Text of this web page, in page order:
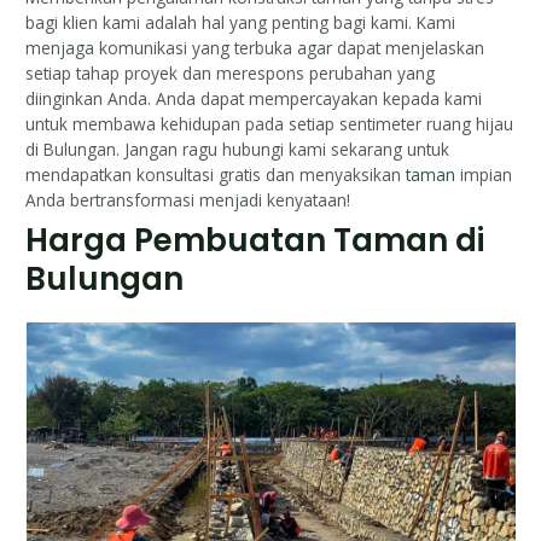
bagi klien kami adalah hal yang penting bagi kami. Kami
menjaga komunikasi yang terbuka agar dapat menjelaskan
setiap tahap proyek dan merespons perubahan yang
diinginkan Anda. Anda dapat mempercayakan kepada kami
untuk membawa kehidupan pada setiap sentimeter ruang hijau
di Bulungan. Jangan ragu hubungi kami sekarang untuk
mendapatkan konsultasi gratis dan menyaksikantaman impian
Anda bertransformasi menjadi kenyataan!
Harga Pembuatan Taman di
Bulungan